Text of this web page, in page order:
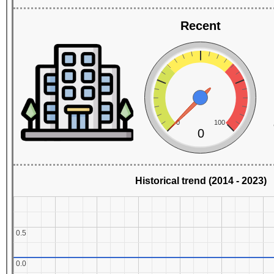
Recent
0 100
0
Historical trend (2014 - 2023)
0.0
0.0
0.5
0.5